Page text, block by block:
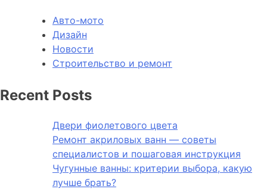
Авто-мото
Дизайн
Новости
Строительство и ремонт
Recent Posts
Двери фиолетового цвета
Ремонт акриловых ванн — советы
специалистов и пошаговая инструкция
Чугунные ванны: критерии выбора, какую
лучше брать?